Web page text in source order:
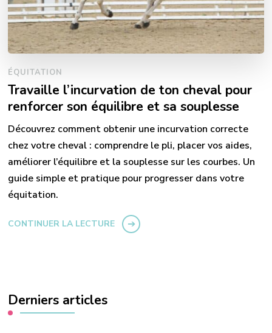
ÉQUITATION
Travaille l’incurvation de ton cheval pour
renforcer son équilibre et sa souplesse
Découvrez comment obtenir une incurvation correcte
chez votre cheval : comprendre le pli, placer vos aides,
améliorer l’équilibre et la souplesse sur les courbes. Un
guide simple et pratique pour progresser dans votre
équitation.
CONTINUER LA LECTURE
Derniers articles